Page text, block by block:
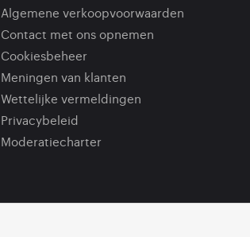
Algemene verkoopvoorwaarden
Contact met ons opnemen
Cookiesbeheer
Meningen van klanten
Wettelijke vermeldingen
Privacybeleid
Moderatiecharter